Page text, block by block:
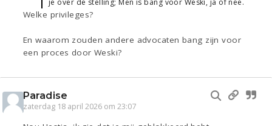
je over de stelling; Men is bang voor Weski, ja of nee.
Welke privileges?
En waarom zouden andere advocaten bang zijn voor
een proces door Weski?
Paradise
zaterdag 18 april 2026 om 23:07